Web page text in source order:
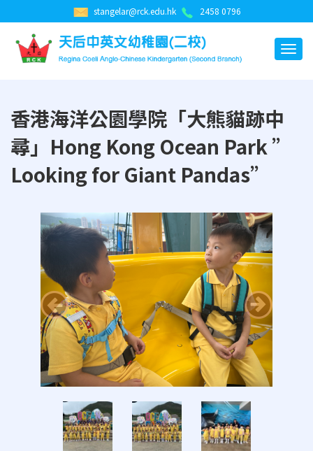
stangelar@rck.edu.hk 2458 0796
香港海洋公園學院「大熊貓跡中
尋」Hong Kong Ocean Park ”
Looking for Giant Pandas”